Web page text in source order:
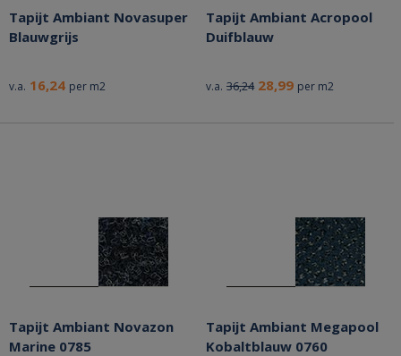
Tapijt Ambiant Novasuper
Blauwgrijs
v.a. 16,24 per m2
Tapijt Ambiant Acropool
Duifblauw
v.a. 36,24 28,99 per m2
Tapijt Ambiant Novazon
Marine 0785
Tapijt Ambiant Megapool
Kobaltblauw 0760